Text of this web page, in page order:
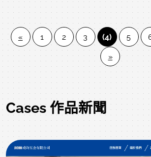
« 1 2 3 (4) 5
»
Cases 作品新聞